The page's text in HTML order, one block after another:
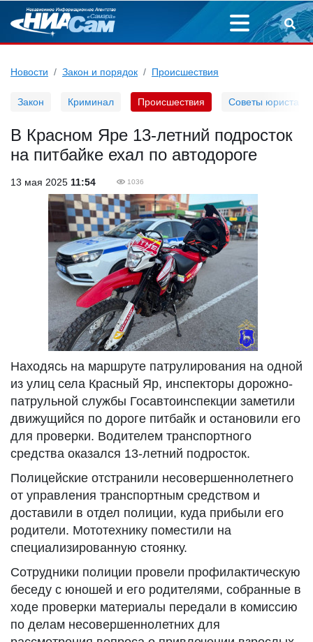
Новости Закон и порядок Происшествия
Закон Криминал Происшествия Советы юриста
В Красном Яре 13-летний подросток
на питбайке ехал по автодороге
13 мая 2025 11:54 1036
Находясь на маршруте патрулирования на одной
из улиц села Красный Яр, инспекторы дорожно-
патрульной службы Госавтоинспекции заметили
движущийся по дороге питбайк и остановили его
для проверки. Водителем транспортного
средства оказался 13-летний подросток.
Полицейские отстранили несовершеннолетнего
от управления транспортным средством и
доставили в отдел полиции, куда прибыли его
родители. Мототехнику поместили на
специализированную стоянку.
Сотрудники полиции провели профилактическую
беседу с юношей и его родителями, собранные в
ходе проверки материалы передали в комиссию
по делам несовершеннолетних для